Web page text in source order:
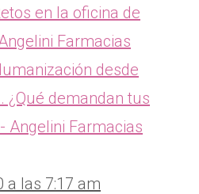
en la oficina de
Farmacias
desde
¿Qué demandan tus
Angelini Farmacias
las 7:17 am